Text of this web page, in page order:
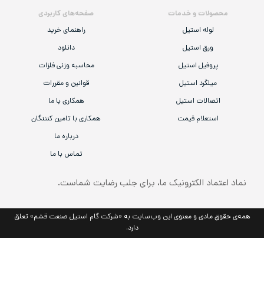
محصولات و خدمات
لوله استیل
ورق استیل
پروفیل استیل
میلگرد استیل
اتصالات استیل
استعلام قیمت
صفحه‌های کاربردی
راهنمای خرید
دانلود
محاسبه وزنی فلزات
قوانین و مقررات
همکاری با ما
همکاری با تامین کنندگان
درباره ما
تماس با ما
نماد اعتماد الکترونیک ما، برای جلب رضایت شماست.
همه‌ی حقوق مادی و معنوی این وب‌سایت به «شرکت گام استیل صنعت قشم» تعلق
دارد.